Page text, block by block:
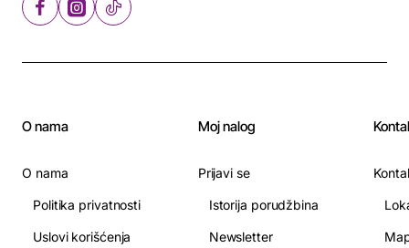
O nama
O nama
Politika privatnosti
Uslovi korišćenja
Moj nalog
Prijavi se
Istorija porudžbina
Newsletter